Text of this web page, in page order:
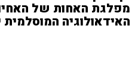
מפלגת האחות של
האידאולוגיה